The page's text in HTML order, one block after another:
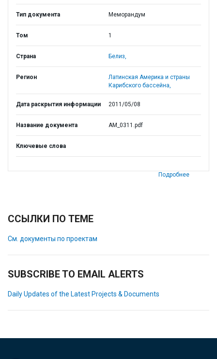
Тип документа Меморандум
Том 1
Страна Белиз,
Регион
Латинская Америка и страны
Карибского бассейна,
Дата раскрытия информации 2011/05/08
Название документа AM_0311.pdf
Ключевые слова
Подробнее
ССЫЛКИ ПО ТЕМЕ
См. документы по проектам
SUBSCRIBE TO EMAIL ALERTS
Daily Updates of the Latest Projects & Documents